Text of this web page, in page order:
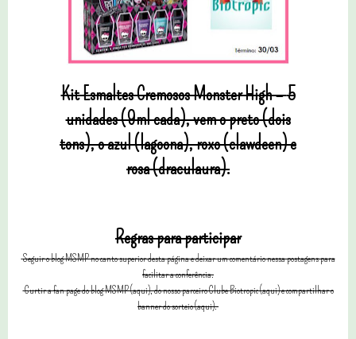
Kit Esmaltes Cremosos Monster High –5
unidades (9ml cada), vem o preto (dois
tons), o azul (lagoona), roxo (clawdeen) e
rosa (draculaura).
Regras para participar
Seguir o blog MSMP no canto superior desta página e deixar um comentário nessa postagens para
facilitar a conferência.
Curtir a fan page do blog MSMP (aqui), do nosso parceiro Clube Biotropic (aqui) e compartilhar o
banner do sorteio (aqui).